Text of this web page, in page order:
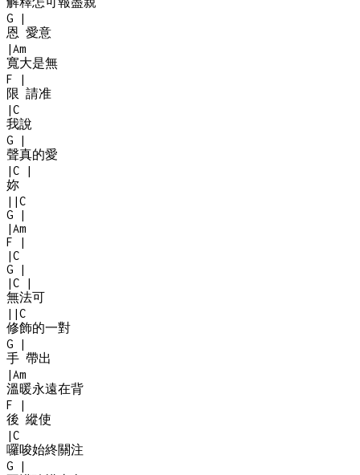
G
|
恩 愛意
|Am
寬大是無
F
|
限 請准
|C
我說
G
|
聲真的愛
|C
|
妳
| |C
G
|
|Am
F
|
|C
G
|
|C
|
無法可
| |C
修飾的一對
G
|
手 帶出
|Am
溫暖永遠在背
F
|
後 縱使
|C
囉唆始終關注
G
|